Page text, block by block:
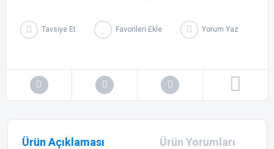
Tavsiye Et Yorum Yaz
Ürün Açıklaması Ürün Yorumları